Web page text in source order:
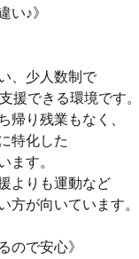
い♪》
、少人数制で
援できる環境です。
帰り残業もなく、
特化した
ます。
よりも運動など
方が向いています。
ので安心》